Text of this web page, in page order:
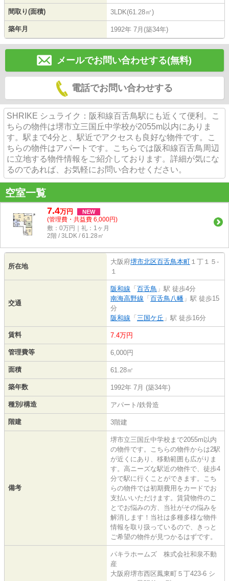
間取り(面積) 3LDK(61.28㎡)
築年月 1992年 7月(築34年)
メールでお問い合わせする(無料)
電話でお問い合わせする
SHRIKE シュライク：阪和線百舌鳥駅にも近くて便利。こ
ちらの物件は堺市立三国丘中学校が2055m以内にありま
す。駅まで4分と、駅近でアクセスも良好な物件です。こ
ちらの物件はアパートです。こちらでは阪和線百舌鳥周辺
に立地する物件情報をご紹介しております。詳細が気にな
るのであれば、お気軽にお問い合わせください。
空室一覧
7.4万円 NEW
(管理費・共益費 6,000円)
敷：0万円｜礼：1ヶ月
2階 / 3LDK / 61.28㎡
所在地
大阪府堺市北区百舌鳥本町 １丁１５-
１
交通
阪和線 「 百舌鳥 」駅 徒歩4分
南海高野線 「 百舌鳥八幡 」駅 徒歩15
分
阪和線 「 三国ケ丘 」駅 徒歩16分
賃料 7.4万円
管理費等 6,000円
面積 61.28㎡
築年数 1992年 7月 (築34年)
種別/構造 アパート/鉄骨造
階建 3階建
備考
堺市立三国丘中学校まで2055m以内
の物件です。こちらの物件からは2駅
が近くにあり、移動範囲も広がりま
す。高ニーズな駅近の物件で、徒歩4
分で駅に行くことができます。こち
らの物件では初期費用をカードでお
支払いいただけます。賃貸物件のこ
とでお悩みの方、当社がその悩みを
解消します！当社は多種多様な物件
情報を取り扱っているので、きっと
ご希望の物件が見つかるはずです。
パキラホームズ 株式会社和泉不動
産
大阪府堺市西区鳳東町５丁423-6 シ